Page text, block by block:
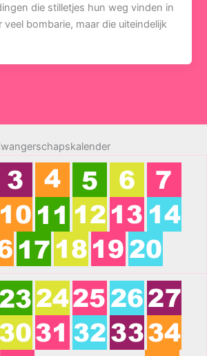
die stilletjes hun weg vinden in
veel bombarie, maar die uiteindelijk